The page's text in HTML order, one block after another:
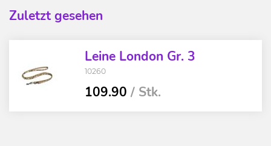
Zuletzt gesehen
Leine London Gr. 3
10260
109.90 / Stk.